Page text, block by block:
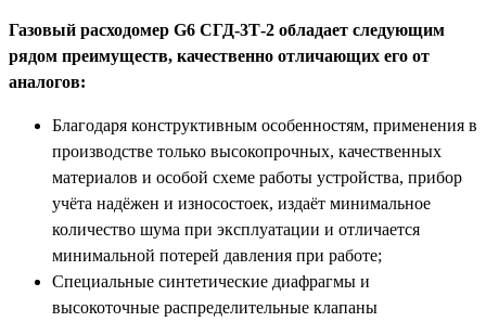
Газовый расходомер G6 СГД-3Т-2 обладает следующим
рядом преимуществ, качественно отличающих его от
аналогов:
Благодаря конструктивным особенностям, применения в
производстве только высокопрочных, качественных
материалов и особой схеме работы устройства, прибор
учёта надёжен и износостоек, издаёт минимальное
количество шума при эксплуатации и отличается
минимальной потерей давления при работе;
Специальные синтетические диафрагмы и
высокоточные распределительные клапаны